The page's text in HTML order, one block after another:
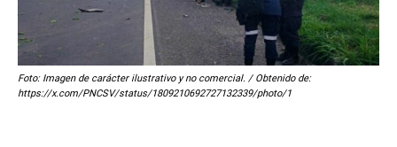
Foto: Imagen de carácter ilustrativo y no comercial. / Obtenido de:
https://x.com/PNCSV/status/1809210692727132339/photo/1